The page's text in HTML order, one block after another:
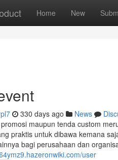
Home New
330 days ago News
maupun tenda custom
praktis untuk dibawa kemana
bagi perusahaan dan
user